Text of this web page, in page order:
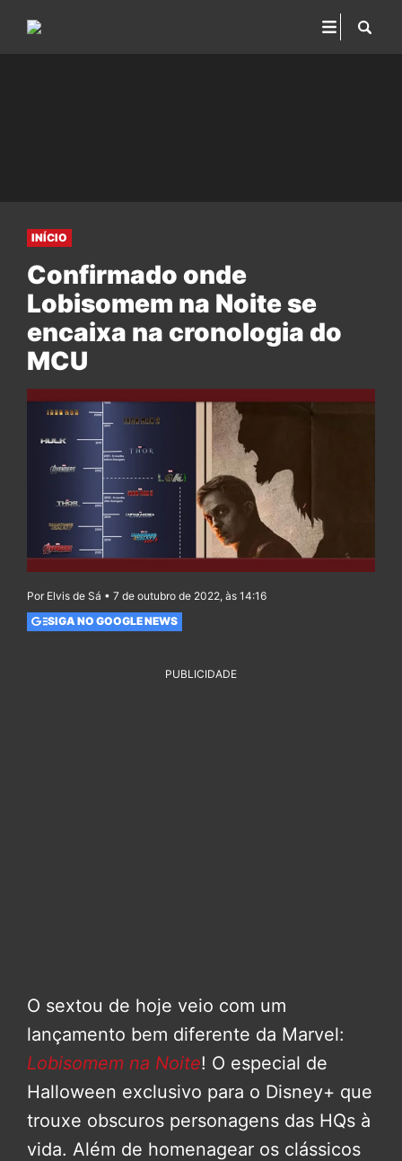
INÍCIO
Confirmado onde
Lobisomem na Noite se
encaixa na cronologia do
MCU
Por Elvis de Sá • 7 de outubro de 2022, às 14:16
SIGA NO GOOGLE NEWS
PUBLICIDADE
O sextou de hoje veio com um
lançamento bem diferente da Marvel:
Lobisomem na Noite! O especial de
Halloween exclusivo para o Disney+ que
trouxe obscuros personagens das HQs à
vida. Além de homenagear os clássicos